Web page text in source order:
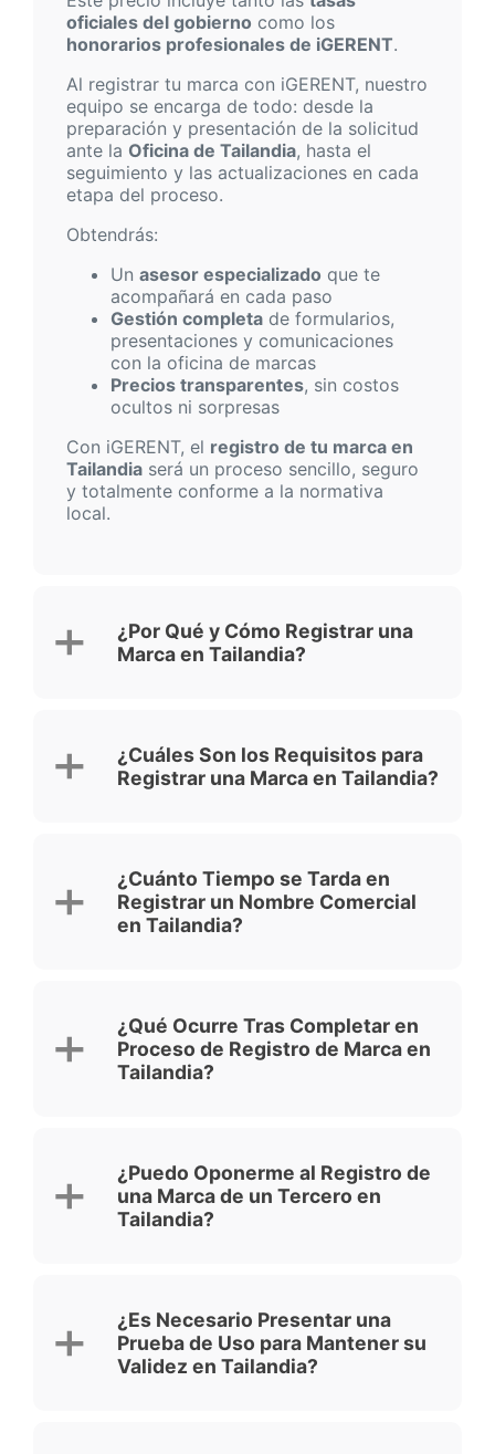
oficiales del gobierno como los
honorarios profesionales de iGERENT.
Al registrar tu marca con iGERENT, nuestro
equipo se encarga de todo: desde la
preparación y presentación de la solicitud
ante la Oficina de Tailandia, hasta el
seguimiento y las actualizaciones en cada
etapa del proceso.
Obtendrás:
Un asesor especializado que te
acompañará en cada paso
Gestión completa de formularios,
presentaciones y comunicaciones
con la oficina de marcas
Precios transparentes, sin costos
ocultos ni sorpresas
Con iGERENT, el registro de tu marca en
Tailandia será un proceso sencillo, seguro
y totalmente conforme a la normativa
local.
¿Por Qué y Cómo Registrar una
Marca en Tailandia?
¿Cuáles Son los Requisitos para
Registrar una Marca en Tailandia?
¿Cuánto Tiempo se Tarda en
Registrar un Nombre Comercial
en Tailandia?
¿Qué Ocurre Tras Completar en
Proceso de Registro de Marca en
Tailandia?
¿Puedo Oponerme al Registro de
una Marca de un Tercero en
Tailandia?
¿Es Necesario Presentar una
Prueba de Uso para Mantener su
Validez en Tailandia?